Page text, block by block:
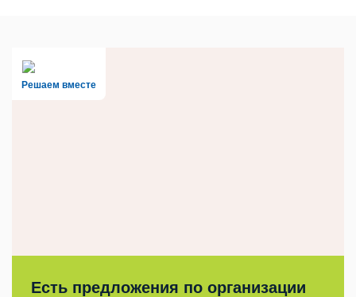
Решаем вместе
Есть предложения по организации